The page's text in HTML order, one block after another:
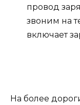
провод
звоним на
включает
На более